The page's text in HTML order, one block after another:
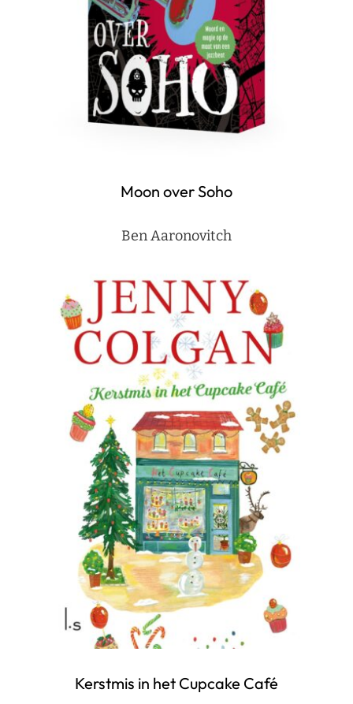
Moon over Soho
Ben Aaronovitch
Kerstmis in het Cupcake Café